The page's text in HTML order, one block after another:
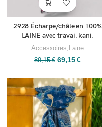
2928 Écharpe/châle en 100%
LAINE avec travail kani.
Accessoires Laine
89,15€ 69,15 €